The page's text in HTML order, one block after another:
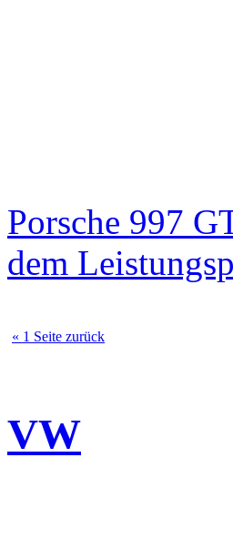
Porsche 997
dem
« 1 Seite zurück
VW